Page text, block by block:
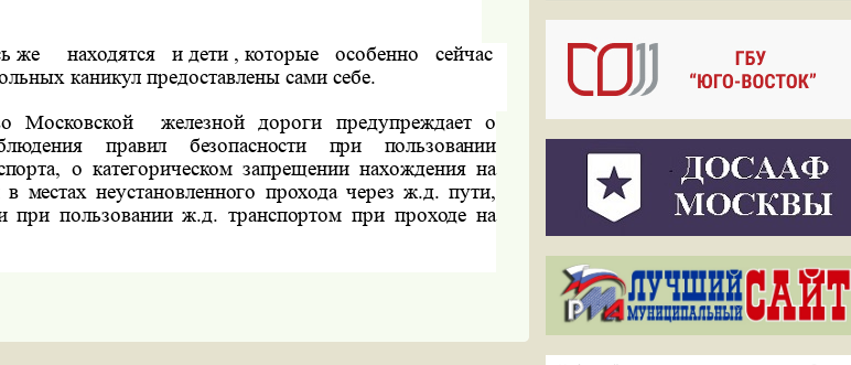
же
находятся и дети , которые особенно
сейчас
каникул предоставлены сами себе.
Московской
железной дороги предупреждает о
правил безопасности при пользовании
о категорическом запрещении нахождения на
в местах неустановленного прохода через ж.д. пути,
при пользовании ж.д. транспортом при проходе на